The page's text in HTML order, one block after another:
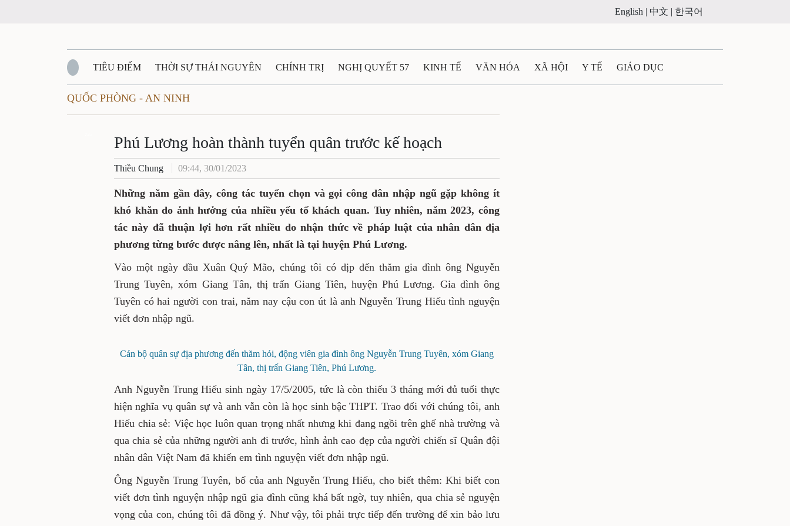
English | 中文 | 한국어
TIÊU ĐIỂM THỜI SỰ THÁI NGUYÊN CHÍNH TRỊ NGHỊ QUYẾT 57 KINH TẾ VĂN HÓA XÃ HỘI Y TẾ GIÁO DỤC
QUỐC PHÒNG - AN NINH
QUÊ HƯƠNG - ĐẤT NƯỚC QUỐC TẾ TÀI NGUYÊN - MÔI TRƯỜNG THỂ THAO
VĂN BẢN, CHÍNH SÁCH MỚI VĂN NGHỆ THÁI NGUYÊN
QUỐC PHÒNG - AN NINH
Phú Lương hoàn thành tuyển quân trước kế hoạch
Thiều Chung 09:44, 30/01/2023
Những năm gần đây, công tác tuyển chọn và gọi công dân nhập ngũ gặp không ít
khó khăn do ảnh hưởng của nhiều yếu tố khách quan. Tuy nhiên, năm 2023, công
tác này đã thuận lợi hơn rất nhiều do nhận thức về pháp luật của nhân dân địa
phương từng bước được nâng lên, nhất là tại huyện Phú Lương.
Vào một ngày đầu Xuân Quý Mão, chúng tôi có dịp đến thăm gia đình ông Nguyễn
Trung Tuyên, xóm Giang Tân, thị trấn Giang Tiên, huyện Phú Lương. Gia đình ông
Tuyên có hai người con trai, năm nay cậu con út là anh Nguyễn Trung Hiếu tình nguyện
viết đơn nhập ngũ.
Cán bộ quân sự địa phương đến thăm hỏi, động viên gia đình ông Nguyễn Trung Tuyên, xóm Giang
Tân, thị trấn Giang Tiên, Phú Lương.
Anh Nguyễn Trung Hiếu sinh ngày 17/5/2005, tức là còn thiếu 3 tháng mới đủ tuổi thực
hiện nghĩa vụ quân sự và anh vẫn còn là học sinh bậc THPT. Trao đổi với chúng tôi, anh
Hiếu chia sẻ: Việc học luôn quan trọng nhất nhưng khi đang ngồi trên ghế nhà trường và
qua chia sẻ của những người anh đi trước, hình ảnh cao đẹp của người chiến sĩ Quân đội
nhân dân Việt Nam đã khiến em tình nguyện viết đơn nhập ngũ.
Ông Nguyễn Trung Tuyên, bố của anh Nguyễn Trung Hiếu, cho biết thêm: Khi biết con
viết đơn tình nguyện nhập ngũ gia đình cũng khá bất ngờ, tuy nhiên, qua chia sẻ nguyện
vọng của con, chúng tôi đã đồng ý. Như vậy, tôi phải trực tiếp đến trường để xin bảo lưu